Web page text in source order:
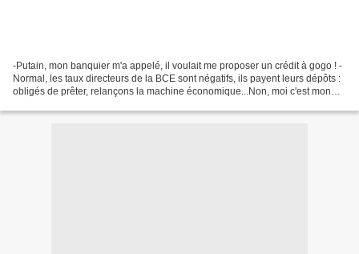
-Putain, mon banquier m'a appelé, il voulait me proposer un crédit à gogo ! -
Normal, les taux directeurs de la BCE sont négatifs, ils payent leurs dépôts :
obligés de prêter, relançons la machine économique...Non, moi c'est mon